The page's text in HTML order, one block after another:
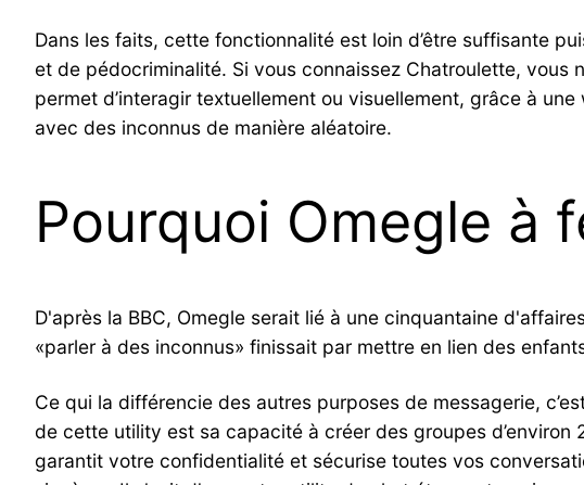
Dans les faits, cette fonctionnalité est loin d’être suffisante
et de pédocriminalité. Si vous connaissez Chatroulette,
permet d’interagir textuellement ou visuellement, grâce à
avec des inconnus de manière aléatoire.
Pourquoi Omegle à
D'après la BBC, Omegle serait lié à une cinquantaine
«parler à des inconnus» finissait par mettre en lien des
Ce qui la différencie des autres purposes de messagerie,
de cette utility est sa capacité à créer des groupes
garantit votre confidentialité et sécurise toutes vos